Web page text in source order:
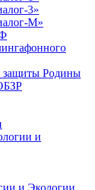
3»
М»
защиты Родины
и
и Экологии